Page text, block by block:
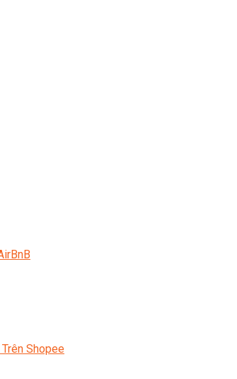
Shopee